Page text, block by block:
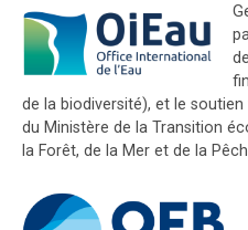
de la biodiversité), et le
du Ministère de la Transition
la Forêt, de la Mer et de la